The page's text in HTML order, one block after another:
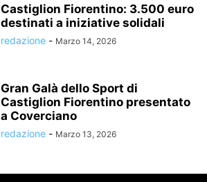
Castiglion Fiorentino: 3.500 euro
destinati a iniziative solidali
redazione - Marzo 14, 2026
Gran Galà dello Sport di
Castiglion Fiorentino presentato
a Coverciano
redazione - Marzo 13, 2026